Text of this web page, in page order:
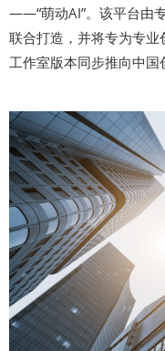
——“萌动AI”。该平台由
联合打造，并将专为专
工作室版本同步推向中国